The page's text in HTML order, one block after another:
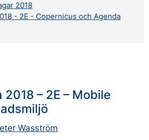
2018
- 2E - Copernicus och Agenda
– 2E – Mobile
Wasström